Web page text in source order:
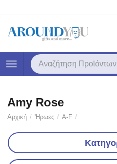
Amy Rose
Αρχική / 'Ηρωες / A-F /